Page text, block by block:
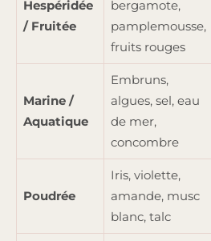
Hespéridée
/ Fruitée
bergamote,
pamplemousse,
fruits rouges
Marine /
Aquatique
Embruns,
algues, sel, eau
de mer,
concombre
Poudrée
Iris, violette,
amande, musc
blanc, talc